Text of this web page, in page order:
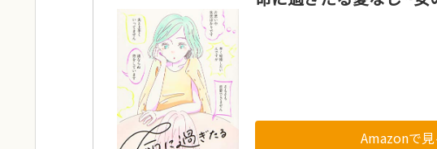
Amazonで見